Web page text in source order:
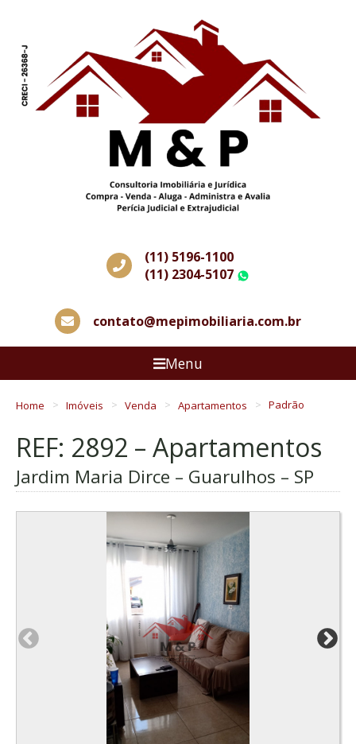
(11) 5196-1100
(11) 2304-5107
contato@mepimobiliaria.com.br
Menu
Home Imóveis Venda Apartamentos Padrão
REF: 2892 – Apartamentos
Jardim Maria Dirce – Guarulhos – SP